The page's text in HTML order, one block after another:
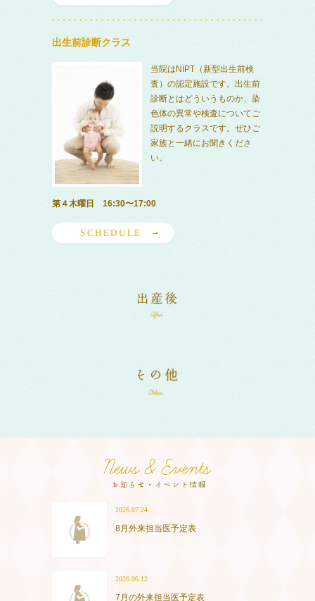
出生前診断クラス
当院はNIPT（新型出生前検
査）の認定施設です。出生前
診断とはどういうものか、染
色体の異常や検査についてご
説明するクラスです。ぜひご
家族と一緒にお聞きくださ
い。
第４木曜日 16:30〜17:00
SCHEDULE
2026.07.24
8月外来担当医予定表
2026.06.12
7月の外来担当医予定表